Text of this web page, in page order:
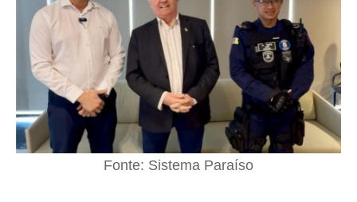
Fonte: Sistema Paraíso